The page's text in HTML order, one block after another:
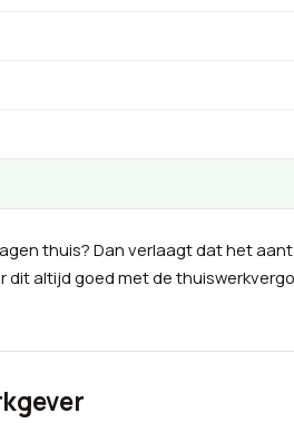
thuis? Dan verlaagt dat het
altijd goed met de